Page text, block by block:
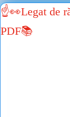
☝👀Legat de
PDF📚